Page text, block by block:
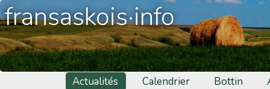
fransaskois·info
Actualités Calendrier Bottin